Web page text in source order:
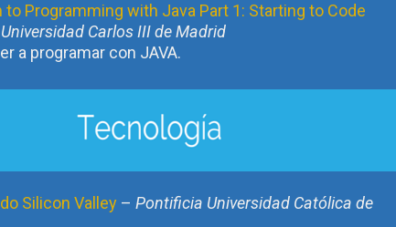
Programming with Java Part 1: Starting to Code
Universidad Carlos III de Madrid
a programar con JAVA.
Silicon Valley – Pontificia Universidad Católica de